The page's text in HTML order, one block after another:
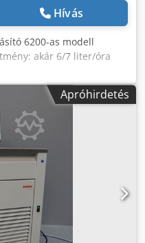
Hívás
6200-as modell
akár 6/7 liter/óra
A Rtefx Aqtorf Beszívott
180 watt, 260
Apróhirdetés